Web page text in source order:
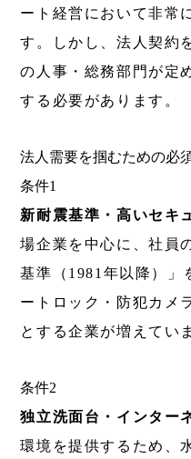
ート経営において非常
す。しかし、法人契約
の人事・総務部門が定
する必要があります。
法人需要を掴むための必
条件1
新耐震基準・高いセキ
場企業を中心に、社員
基準（1981年以降）」
ートロック・防犯カメ
とする企業が増えてい
条件2
独立洗面台・インター
環境を提供するため、